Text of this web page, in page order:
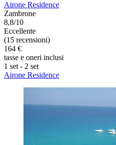
Airone Residence
Zambrone
8,8/10
Eccellente
(15 recensioni)
164 €
tasse e oneri inclusi
1 set - 2 set
Airone Residence